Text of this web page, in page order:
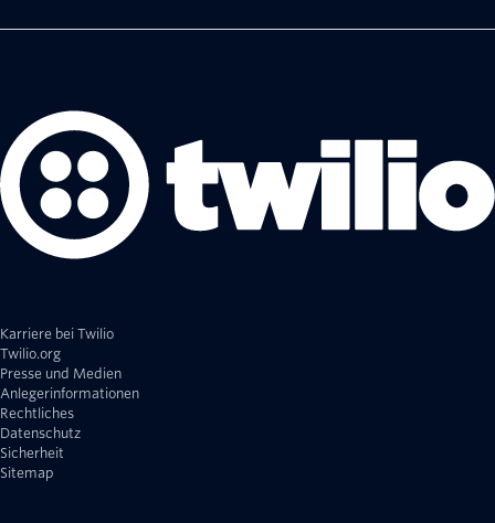
Karriere bei Twilio
Twilio.org
Presse und Medien
Anlegerinformationen
Rechtliches
Datenschutz
Sicherheit
Sitemap